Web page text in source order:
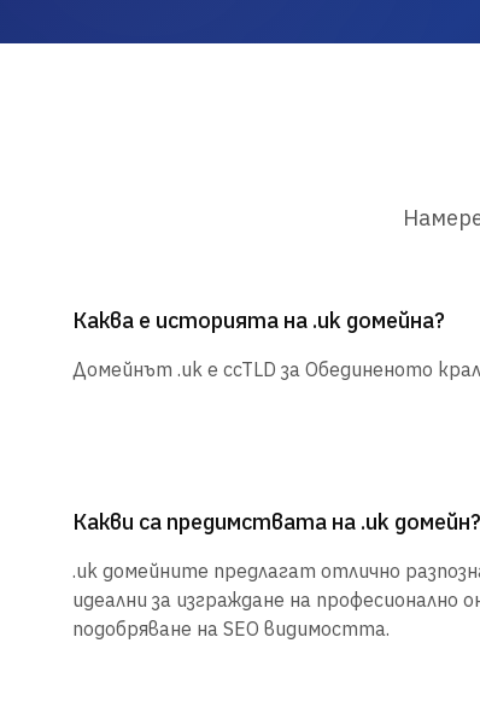
Каква е историята на .uk домейна?
Домейнът .uk е ccTLD за Обединеното
Какви са предимствата на .uk домейн?
.uk домейните предлагат отлично
идеални за изграждане на професионално
подобряване на SEO видимостта.